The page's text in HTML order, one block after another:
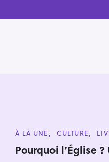
C
T
E
À LA UNE CULTURE
Pourquoi l’Église